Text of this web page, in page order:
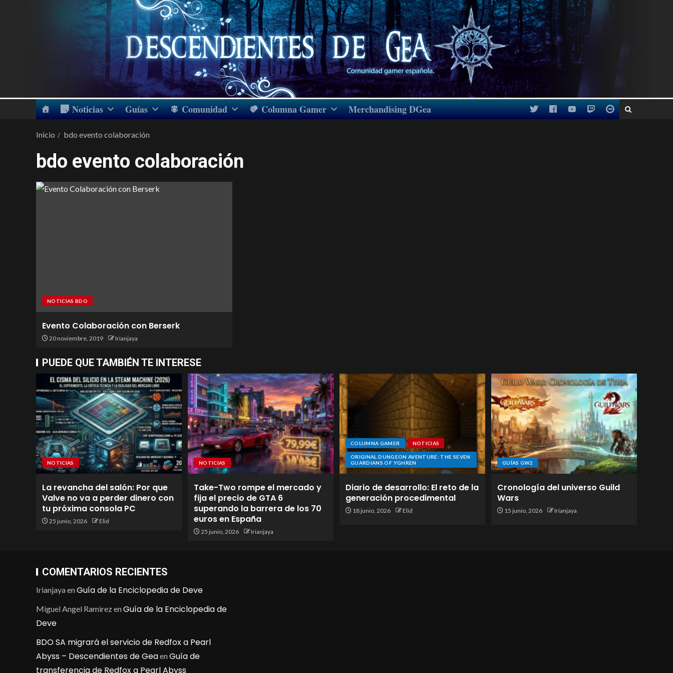
Noticias Guías Comunidad Columna Gamer Merchandising DGea
Inicio bdo evento colaboración
bdo evento colaboración
NOTICIAS BDO
Evento Colaboración con Berserk
20 noviembre, 2019 Irianjaya
PUEDE QUE TAMBIÉN TE INTERESE
NOTICIAS
La revancha del salón: Por que
Valve no va a perder dinero con
tu próxima consola PC
25 junio, 2026 Elid
NOTICIAS
Take-Two rompe el mercado y
fija el precio de GTA 6
superando la barrera de los 70
euros en España
25 junio, 2026 Irianjaya
COLUMNA GAMER NOTICIAS
ORIGINAL DUNGEON AVENTURE: THE SEVEN
GUARDIANS OF YGHREN
Diario de desarrollo: El reto de la
generación procedimental
18 junio, 2026 Elid
GUÍAS GW2
Cronología del universo Guild
Wars
15 junio, 2026 Irianjaya
COMENTARIOS RECIENTES
IrianjayaenGuía de la Enciclopedia de Deve
Miguel Angel RamirezenGuía de la Enciclopedia de
Deve
BDO SA migrará el servicio de Redfox a Pearl
Abyss – Descendientes de GeaenGuía de
transferencia de Redfox a Pearl Abyss